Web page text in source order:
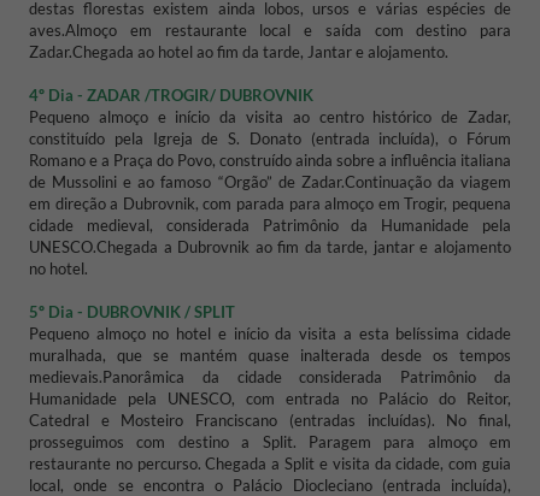
destas florestas existem ainda lobos, ursos e várias espécies de
aves.Almoço em restaurante local e saída com destino para
Zadar.Chegada ao hotel ao fim da tarde, Jantar e alojamento.
4º Dia - ZADAR /TROGIR/ DUBROVNIK
Pequeno almoço e início da visita ao centro histórico de Zadar,
constituído pela Igreja de S. Donato (entrada incluída), o Fórum
Romano e a Praça do Povo, construído ainda sobre a influência italiana
de Mussolini e ao famoso “Orgão” de Zadar.Continuação da viagem
em direção a Dubrovnik, com parada para almoço em Trogir, pequena
cidade medieval, considerada Patrimônio da Humanidade pela
UNESCO.Chegada a Dubrovnik ao fim da tarde, jantar e alojamento
no hotel.
5º Dia - DUBROVNIK / SPLIT
Pequeno almoço no hotel e início da visita a esta belíssima cidade
muralhada, que se mantém quase inalterada desde os tempos
medievais.Panorâmica da cidade considerada Patrimônio da
Humanidade pela UNESCO, com entrada no Palácio do Reitor,
Catedral e Mosteiro Franciscano (entradas incluídas). No final,
prosseguimos com destino a Split. Paragem para almoço em
restaurante no percurso.Chegada a Split e visita da cidade, com guia
local, onde se encontra o Palácio Diocleciano (entrada incluída),